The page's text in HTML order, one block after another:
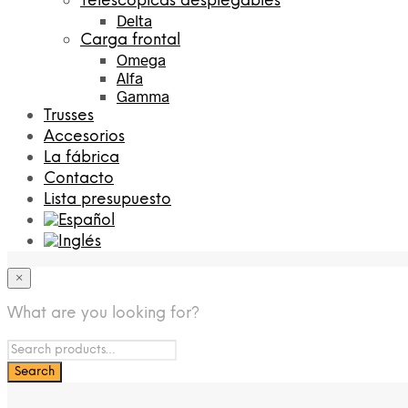
Delta
Carga frontal
Omega
Alfa
Gamma
Trusses
Accesorios
La fábrica
Contacto
Lista presupuesto
×
What are you looking for?